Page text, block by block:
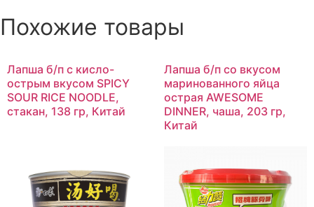
Похожие товары
Лапша б/п с кисло-
острым вкусом SPICY
SOUR RICE NOODLE,
стакан, 138 гр, Китай
Лапша б/п со вкусом
маринованного яйца
острая AWESOME
DINNER, чаша, 203 гр,
Китай